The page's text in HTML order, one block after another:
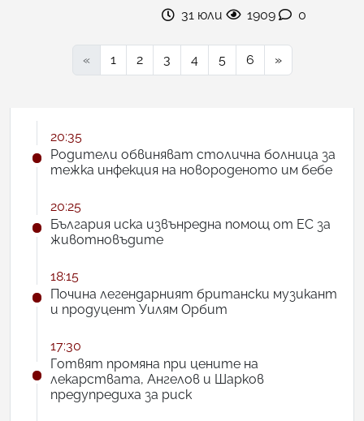
31 юли 1909 0
« 1 2 3 4 5 6 »
20:35
Родители обвиняват столична болница за
тежка инфекция на новороденото им бебе
20:25
България иска извънредна помощ от ЕС за
животновъдите
18:15
Почина легендарният британски музикант
и продуцент Уилям Орбит
17:30
Готвят промяна при цените на
лекарствата, Ангелов и Шарков
предупредиха за риск